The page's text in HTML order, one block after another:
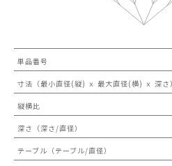
単品番号
寸法（最小直径(縦) ｘ 最大直径(横) ｘ 深さ）
縦横比
深さ（深さ/直径）
テーブル（テーブル/直径）